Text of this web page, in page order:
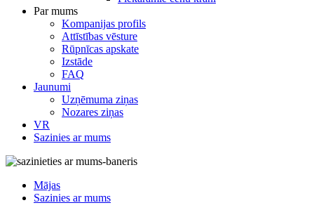
Par mums
Kompanijas profils
Attīstības vēsture
Rūpnīcas apskate
Izstāde
FAQ
Jaunumi
Uzņēmuma ziņas
Nozares ziņas
VR
Sazinies ar mums
Mājas
Sazinies ar mums